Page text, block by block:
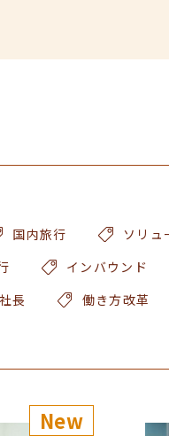
国内旅行 ソリュ
インバウンド
社長 働き方改革
New